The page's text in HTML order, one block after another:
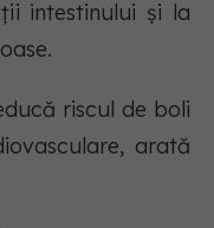
intestinului și la
riscul de boli
arată